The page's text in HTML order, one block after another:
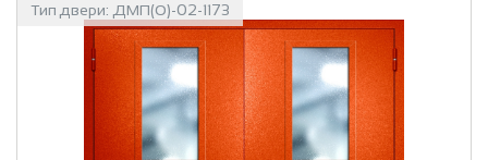
Тип двери: ДМП(О)-02-1173